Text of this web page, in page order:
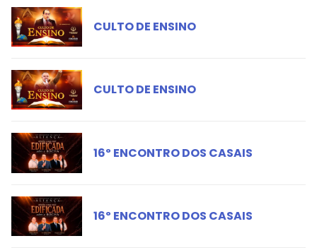
CULTO DE ENSINO
CULTO DE ENSINO
16º ENCONTRO DOS CASAIS
16º ENCONTRO DOS CASAIS